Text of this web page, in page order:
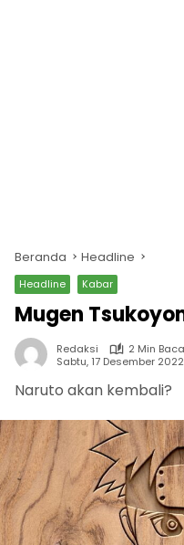
Beranda Headline
Headline Kabar
Mugen
Redaksi
2 Min Baca
Sabtu, 17 Desember 2022
Naruto akan kembali?